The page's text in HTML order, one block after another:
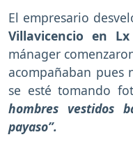
El empresario
Villavicencio en
mánager
acompañaban pues
se esté tomando
hombres vestidos
payaso”.